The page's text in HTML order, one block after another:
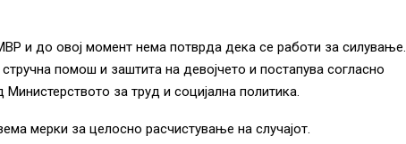
и до овој момент нема потврда дека се работи за силување.
помош и заштита на девојчето и постапува согласно
за труд и социјална политика.
мерки за целосно расчистување на случајот.